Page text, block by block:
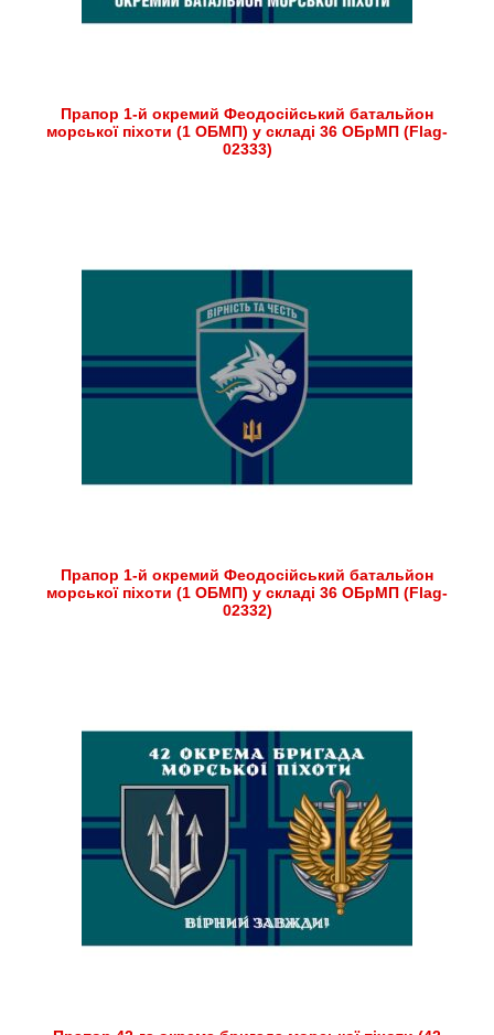
Прапор 1-й окремий Феодосійський батальйон
морської піхоти (1 ОБМП) у складі 36 ОБрМП (Flag-
02333)
Прапор 1-й окремий Феодосійський батальйон
морської піхоти (1 ОБМП) у складі 36 ОБрМП (Flag-
02332)